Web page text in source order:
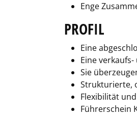
Enge
PROFIL
Eine
Eine
Sie
Strukturierte,
Flexibilität
Führerschein